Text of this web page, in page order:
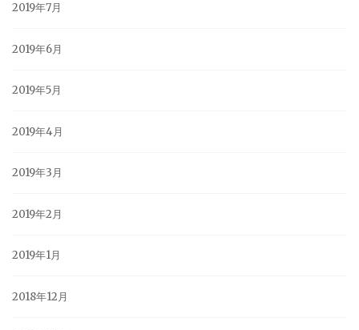
2019年7月
2019年6月
2019年5月
2019年4月
2019年3月
2019年2月
2019年1月
2018年12月